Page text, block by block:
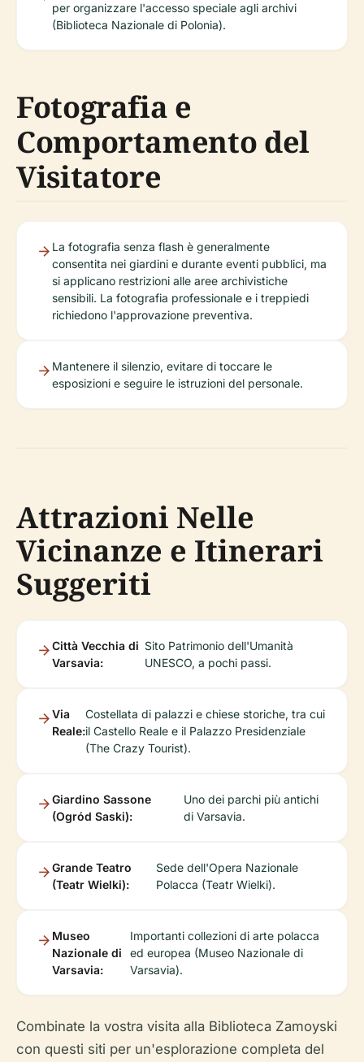
per organizzare l'accesso speciale agli archivi
(Biblioteca Nazionale di Polonia).
Fotografia e
Comportamento del
Visitatore
La fotografia senza flash è generalmente
consentita nei giardini e durante eventi pubblici, ma
si applicano restrizioni alle aree archivistiche
sensibili. La fotografia professionale e i treppiedi
richiedono l'approvazione preventiva.
Mantenere il silenzio, evitare di toccare le
esposizioni e seguire le istruzioni del personale.
Attrazioni Nelle
Vicinanze e Itinerari
Suggeriti
Città Vecchia di
Varsavia:
Sito Patrimonio dell'Umanità
UNESCO, a pochi passi.
Via
Reale:
Costellata di palazzi e chiese storiche, tra cui
il Castello Reale e il Palazzo Presidenziale
(The Crazy Tourist).
Giardino Sassone
(Ogród Saski):
Uno dei parchi più antichi
di Varsavia.
Grande Teatro
(Teatr Wielki):
Sede dell'Opera Nazionale
Polacca (Teatr Wielki).
Museo
Nazionale di
Varsavia:
Importanti collezioni di arte polacca
ed europea (Museo Nazionale di
Varsavia).
Combinate la vostra visita alla Biblioteca Zamoyski
con questi siti per un'esplorazione completa del